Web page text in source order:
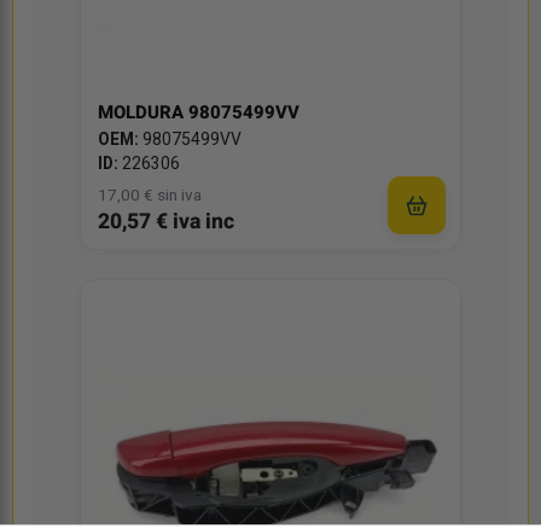
MOLDURA 98075499VV
OEM: 98075499VV
ID: 226306
17,00 € sin iva
20,57 € iva inc